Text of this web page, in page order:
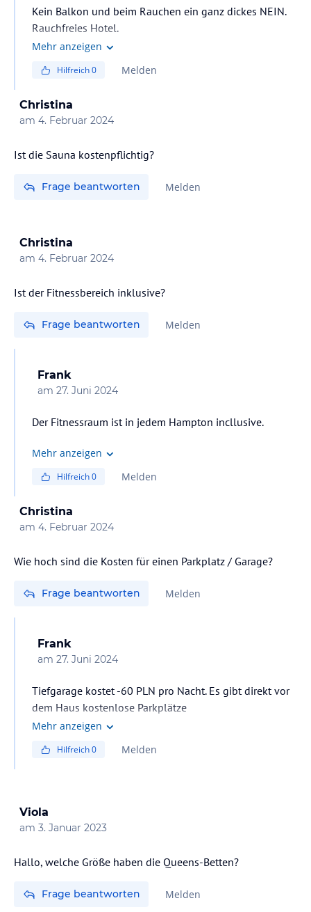
Kein Balkon und beim Rauchen ein ganz dickes NEIN.
Rauchfreies Hotel.
Mehr anzeigen
Hilfreich0 Melden
Christina
am 4. Februar 2024
Ist die Sauna kostenpflichtig?
Frage beantworten Melden
Christina
am 4. Februar 2024
Ist der Fitnessbereich inklusive?
Frage beantworten Melden
Frank
am 27. Juni 2024
Der Fitnessraum ist in jedem Hampton incllusive.
Mehr anzeigen
Hilfreich0 Melden
Christina
am 4. Februar 2024
Wie hoch sind die Kosten für einen Parkplatz / Garage?
Frage beantworten Melden
Frank
am 27. Juni 2024
Tiefgarage kostet -60 PLN pro Nacht. Es gibt direkt vor
dem Haus kostenlose Parkplätze
Mehr anzeigen
Hilfreich0 Melden
Viola
am 3. Januar 2023
Hallo, welche Größe haben die Queens-Betten?
Frage beantworten Melden